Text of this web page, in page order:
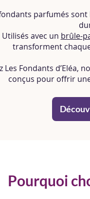
parfumés
Utilisés avec un brûle-
transforment
Les Fondants d’Eléa,
conçus pour offrir
Pourquoi